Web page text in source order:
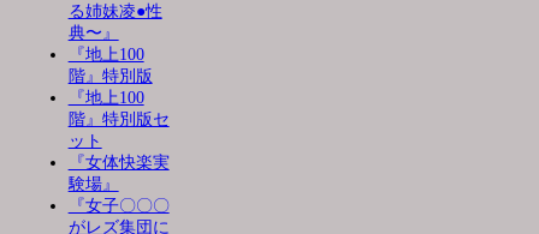
る姉妹凌●性
典〜』
『地上100
階』特別版
『地上100
階』特別版セ
ット
『女体快楽実
験場』
『女子〇〇〇
がレズ集団に